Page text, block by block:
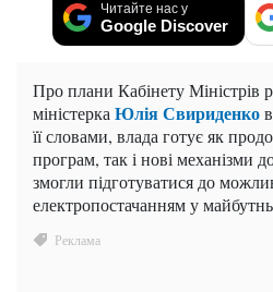
Читайте нас у
Google Discover
Про плани Кабінету Міністрів
міністеркаЮлія Свириденко
її словами, влада готує як
програм, так і нові механізми
змогли підготуватися до
електропостачанням у